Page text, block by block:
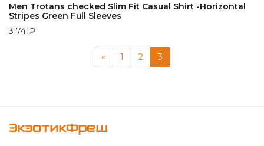
Men Trotans checked Slim Fit Casual Shirt -Horizontal
Stripes Green Full Sleeves
3 741₽
« 1 2 3
ЭкзотикФреш